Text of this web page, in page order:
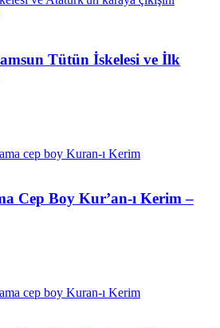
Tütün İskelesi ve İlk
Cep Boy Kur’an-ı Kerim –